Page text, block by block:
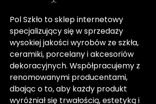
Pol Szkło to sklep internetowy
specjalizujący się w sprzedaży
wysokiej jakości wyrobów ze szkła,
ceramiki, porcelany i akcesoriów
dekoracyjnych. Współpracujemy z
renomowanymi producentami,
dbając o to, aby każdy produkt
wyróżniał się trwałością, estetyką i